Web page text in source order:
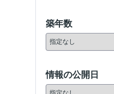
築年数
情報の公開日